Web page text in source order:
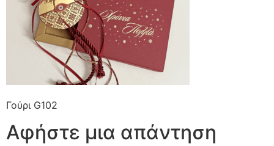
Γούρι G102
Αφήστε μια απάντηση